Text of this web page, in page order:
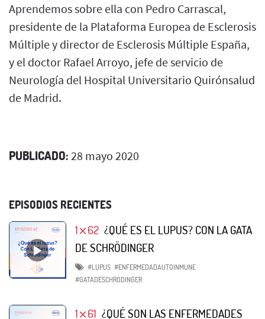
Aprendemos sobre ella con Pedro Carrascal,
presidente de la Plataforma Europea de Esclerosis
Múltiple y director de Esclerosis Múltiple España,
y el doctor Rafael Arroyo, jefe de servicio de
Neurología del Hospital Universitario Quirónsalud
de Madrid.
PUBLICADO: 28 mayo 2020
EPISODIOS RECIENTES
1⨯62 ¿QUÉ ES EL LUPUS? CON LA GATA
DE SCHRÖDINGER
#LUPUS #ENFERMEDADAUTOINMUNE
#GATADESCHRODINGER
1⨯61 ¿QUÉ SON LAS ENFERMEDADES